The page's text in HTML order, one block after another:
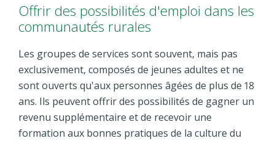
Offrir des possibilités d'emploi dans les
communautés rurales
Les groupes de services sont souvent, mais pas
exclusivement, composés de jeunes adultes et ne
sont ouverts qu'aux personnes âgées de plus de 18
ans. Ils peuvent offrir des possibilités de gagner un
revenu supplémentaire et de recevoir une
formation aux bonnes pratiques de la culture du